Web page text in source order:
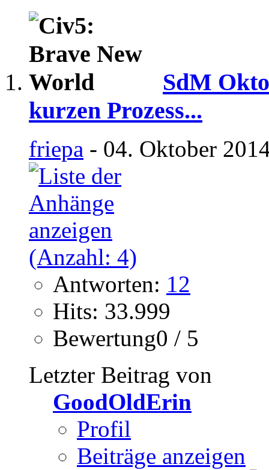
SdM
kurzen Prozess...
friepa - 04. Oktober
Antworten: 12
Hits: 33.999
Bewertung0 / 5
Letzter Beitrag von
GoodOldErin
Profil
Beiträge anzeigen